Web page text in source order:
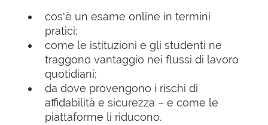
cos'è un esame online in termini
pratici;
come le istituzioni e gli studenti ne
traggono vantaggio nei flussi di lavoro
quotidiani;
da dove provengono i rischi di
affidabilità e sicurezza – e come le
piattaforme li riducono.